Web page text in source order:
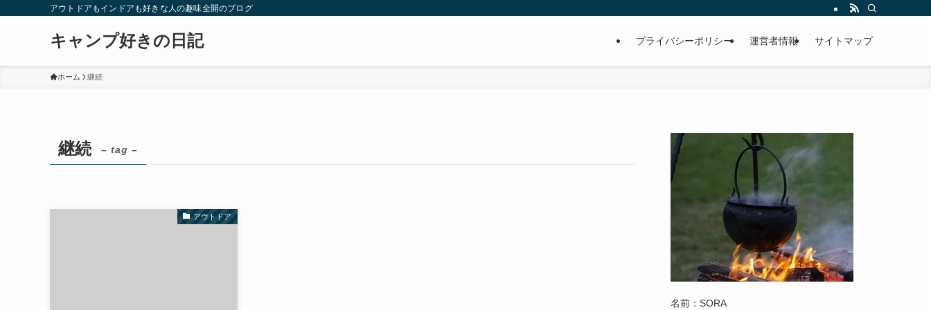
アウトドアもインドアも好きな人の趣味全開のブログ
キャンプ好きの日記 プライバシーポリシー 運営者情報 サイトマップ
ホーム 継続
継続 – tag –
アウトドア
名前：SORA